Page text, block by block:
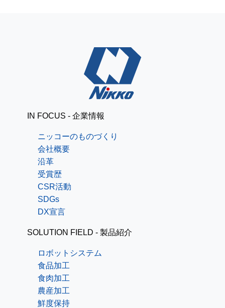
IN FOCUS - 企業情報
ニッコーのものづくり
会社概要
沿革
受賞歴
CSR活動
SDGs
DX宣言
SOLUTION FIELD - 製品紹介
ロボットシステム
食品加工
食肉加工
農産加工
鮮度保持